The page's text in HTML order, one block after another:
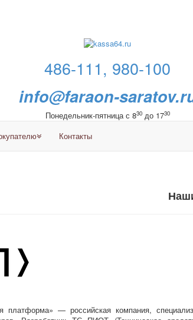
486-111, 980-100
info@faraon-
Понедельник-пятница с 830до 1730
Контакты
платформа» — российская компания,